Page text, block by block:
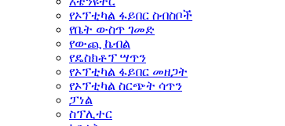
የኦፕቲካል ፋይበር ስብስቦች
የቤት ውስጥ ገመድ
የውጪ ኬብል
የዴስክቶፕ ሣጥን
የኦፕቲካል ፋይበር መዘጋት
የኦፕቲካል ስርጭት ሳጥን
ፓነል
ስፕሊተር